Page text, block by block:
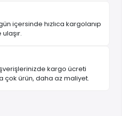
içersinde hızlıca kargolanıp
kargo ücreti
çok ürün, daha az maliyet.